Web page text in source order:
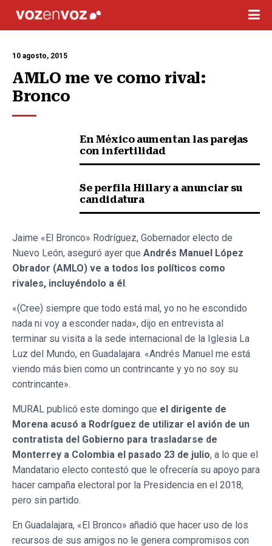
10 agosto, 2015
AMLO me ve como rival:
Bronco
En México aumentan las parejas
con infertilidad
Se perfila Hillary a anunciar su
candidatura
Jaime «El Bronco» Rodríguez, Gobernador electo de
Nuevo León, aseguró ayer que Andrés Manuel López
Obrador (AMLO) ve a todos los políticos como
rivales, incluyéndolo a él.
«(Cree) siempre que todo está mal, yo no he escondido
nada ni voy a esconder nada», dijo en entrevista al
terminar su visita a la sede internacional de la Iglesia La
Luz del Mundo, en Guadalajara. «Andrés Manuel me está
viendo más bien como un contrincante y yo no soy su
contrincante».
MURAL publicó este domingo que el dirigente de
Morena acusó a Rodríguez de utilizar el avión de un
contratista del Gobierno para trasladarse de
Monterrey a Colombia el pasado 23 de julio, a lo que el
Mandatario electo contestó que le ofrecería su apoyo para
hacer campaña electoral por la Presidencia en el 2018,
pero sin partido.
En Guadalajara, «El Bronco» añadió que hacer uso de los
recursos de sus amigos no le genera compromisos con